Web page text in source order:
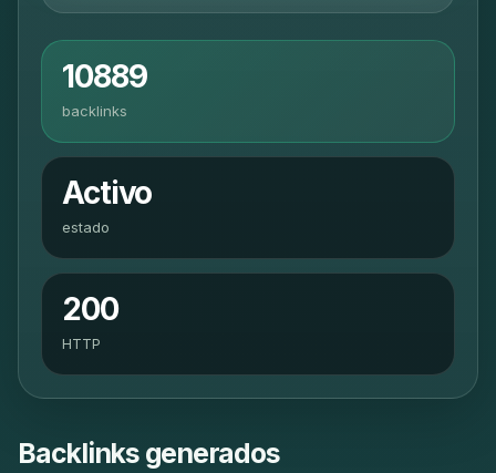
10889
backlinks
Activo
estado
200
HTTP
Backlinks generados